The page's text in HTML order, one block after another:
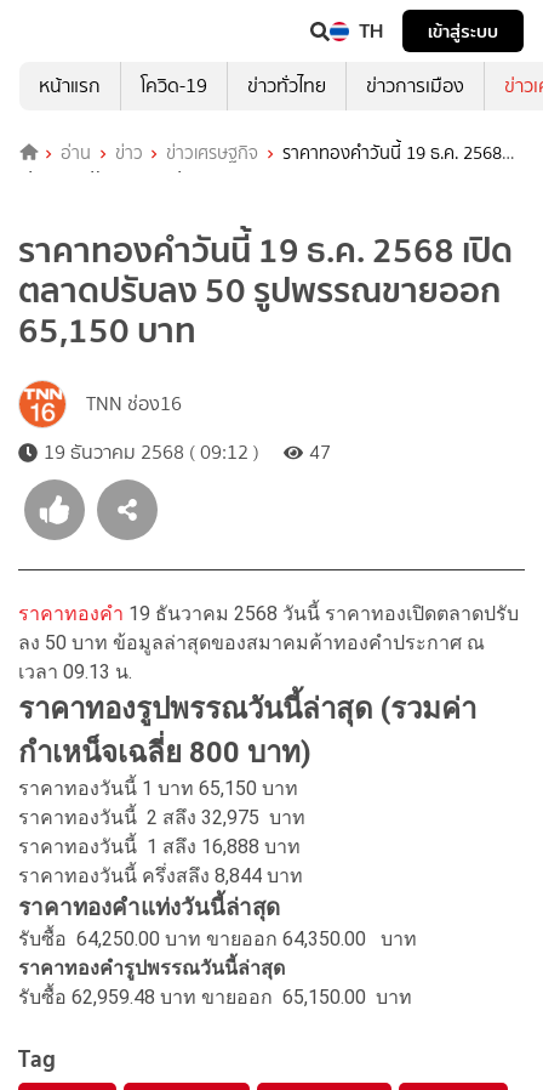
TH
เข้าสู่ระบบ
หน้าแรก
โควิด-19 ข่าวทั่วไทย ข่าวการเมือง ข่าว
อ่าน ข่าว ข่าวเศรษฐกิจ
ราคาทองคำวันนี้ 19 ธ.ค. 2568
เปิดตลาดปรับลง 50 รูปพรรณขายออก 65,150 บาท
ราคาทองคำวันนี้ 19 ธ.ค. 2568 เปิด
ตลาดปรับลง 50 รูปพรรณขายออก
65,150 บาท
TNN ช่อง16
19 ธันวาคม 2568 ( 09:12 )
47
ราคาทองคำ 19 ธันวาคม 2568 วันนี้ ราคาทองเปิดตลาดปรับ
ลง 50 บาท ข้อมูลล่าสุดของสมาคมค้าทองคำประกาศ ณ
เวลา 09.13 น.
ราคาทองรูปพรรณวันนี้ล่าสุด (รวมค่า
กำเหน็จเฉลี่ย 800 บาท)
ราคาทองวันนี้ 1 บาท 65,150 บาท
ราคาทองวันนี้ 2 สลึง 32,975 บาท
ราคาทองวันนี้ 1 สลึง 16,888 บาท
ราคาทองวันนี้ ครึ่งสลึง 8,844 บาท
ราคาทองคำแท่งวันนี้ล่าสุด
รับซื้อ 64,250.00 บาท ขายออก 64,350.00
บาท
ราคาทองคำรูปพรรณวันนี้ล่าสุด
รับซื้อ 62,959.48 บาท ขายออก 65,150.00 บาท
Tag